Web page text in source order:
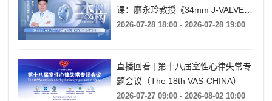
课：廖永玲教授《34mm J-VALVE
TF 治疗超大瓣环AR的实战经验》
2026-07-28 18:00 - 2026-07-28 19:00
直播回看 | 第十八届室性心律失常专
题会议（The 18th VAS-CHINA）
2026-07-27 09:00 - 2026-08-02 10:00